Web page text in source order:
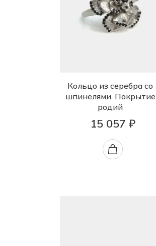
Кольцо из серебра со
шпинелями. Покрытие
родий
15 057 ₽